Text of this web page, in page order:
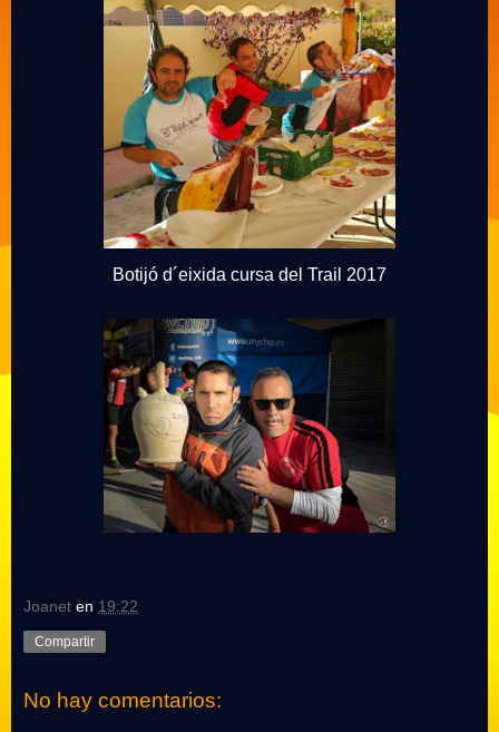
Botijó d´eixida cursa del Trail 2017
Joanet en 19:22
Compartir
No hay comentarios: